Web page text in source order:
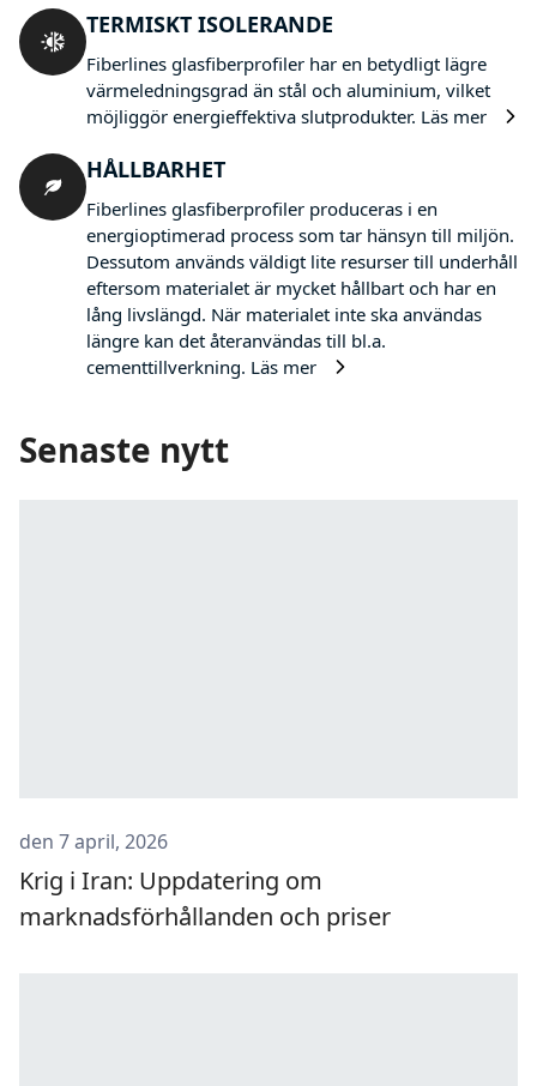
TERMISKT ISOLERANDE
Fiberlines glasfiberprofiler har en betydligt lägre
värmeledningsgrad än stål och aluminium, vilket
möjliggör energieffektiva slutprodukter. Läs mer
HÅLLBARHET
Fiberlines glasfiberprofiler produceras i en
energioptimerad process som tar hänsyn till miljön.
Dessutom används väldigt lite resurser till underhåll
eftersom materialet är mycket hållbart och har en
lång livslängd. När materialet inte ska användas
längre kan det återanvändas till bl.a.
cementtillverkning. Läs mer
Senaste nytt
den 7 april, 2026
Krig i Iran: Uppdatering om
marknadsförhållanden och priser